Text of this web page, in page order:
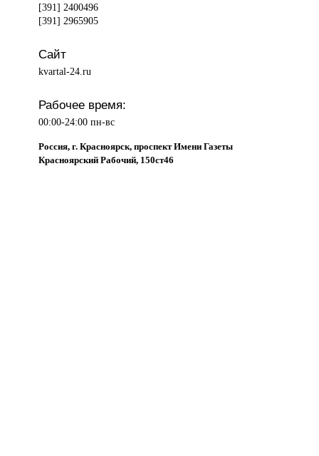
[391] 2400496
[391] 2965905
Сайт
kvartal-24.ru
Рабочее время:
00:00-24:00 пн-вс
Россия, г. Красноярск, проспект Имени Газеты
Красноярский Рабочий, 150ст46